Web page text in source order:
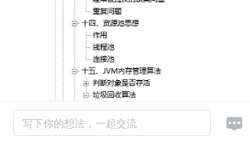
写下你的想法，一起交流 